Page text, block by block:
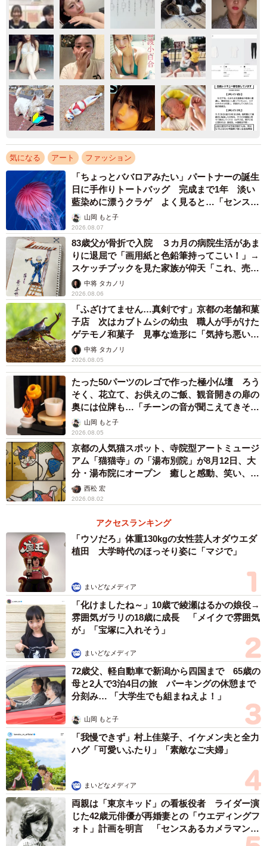
気になる アート ファッション
「ちょっとババロアみたい」パートナーの誕生
日に手作りトートバッグ 完成まで1年 淡い
藍染めに漂うクラゲ よく見ると…「センスす
ごい」山岡 もと子
2026.08.07
83歳父が骨折で入院 ３カ月の病院生活があま
りに退屈で「画用紙と色鉛筆持ってこい！」→
スケッチブックを見た家族が仰天「これ、売れ
ますよ…」
中将 タカノリ
2026.08.06
「ふざけてません…真剣です」京都の老舗和菓
子店 次はカブトムシの幼虫 職人が手がけた
ゲテモノ和菓子 見事な造形に「気持ち悪いく
らいリアル」
中将 タカノリ
2026.08.05
たった50パーツのレゴで作った極小仏壇 ろう
そく、花立て、お供えのご飯、観音開きの扉の
奥には位牌も…「チーンの音が聞こえてきそ
う」山岡 もと子
2026.08.05
京都の人気猫スポット、寺院型アートミュージ
アム「猫猫寺」の「湯布別院」が8月12日、大
分・湯布院にオープン 癒しと感動、笑い、そ
して開運も 見どころなどをインタビュー
西松 宏
2026.08.02
アクセスランキング
「ウソだろ」体重130kgの女性芸人オダウエダ
植田 大学時代のほっそり姿に「マジで」
まいどなメディア
「化けましたね～」10歳で綾瀬はるかの娘役→
雰囲気ガラリの18歳に成長 「メイクで雰囲気
が」「宝塚に入れそう」
まいどなメディア
72歳父、軽自動車で新潟から四国まで 65歳の
母と2人で3泊4日の旅 パーキングの休憩まで
分刻み… 「大学生でも組まねえよ！」
山岡 もと子
「我慢できず」村上佳菜子、イケメン夫と全力
ハグ「可愛いふたり」「素敵なご夫婦」
まいどなメディア
両親は「東京キッド」の看板役者 ライダー演
じた42歳元俳優が再婚妻との「ウエディングフ
ォト」計画を明言 「センスあるカメラマン求